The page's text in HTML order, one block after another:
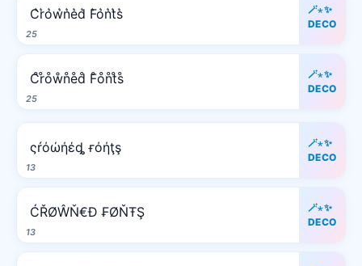
25
C͛r͛o͛w͛n͛e͛d͛ F͛o͛n͛t͛s͛
🪄⋆✨
DECO
25
C̊r̊o̊ẘn̊e̊d̊ F̊o̊n̊t̊s̊
🪄⋆✨
DECO
13
ςŕόώήέȡ ғόήţş
🪄⋆✨
DECO
13
ĆŘØŴŇ€Đ ₣ØŇŦŞ
🪄⋆✨
DECO